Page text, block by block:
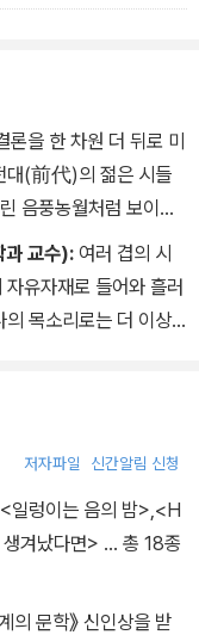
론을 한 차원 더 뒤로 미
대(前代)의 젊은 시들
음풍농월처럼 보이게
최지인에게서 특이한
면에서 또한 거의 원숙
에 이르면서까지도 포
과 교수): 여러 겹의 시
유자재로 들어와 흘러
목소리로는 더 이상
한 고백이자 기록이다.
바로 여기에 있을 것
저자파일 신간알림 신청
<일렁이는 음의 밤> <H
겨났다면> … 총 18종
의 문학》 신인상을 받